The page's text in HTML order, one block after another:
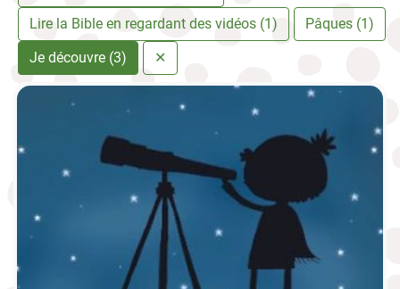
Lire la Bible en regardant des vidéos (1)
Pâques (1)
Je découvre (3)
✕